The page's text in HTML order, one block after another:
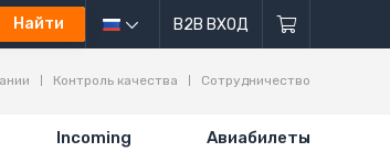
Найти B2B ВХОД
Incoming Авиабилеты
Контроль качества Сотрудничество